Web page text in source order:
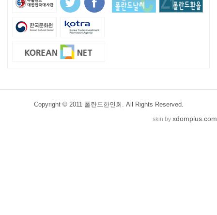
Copyright © 2011 폴란드한인회. All Rights Reserved.
skin by xdomplus.com